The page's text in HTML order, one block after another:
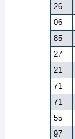
26
06
85
27
21
71
71
55
97